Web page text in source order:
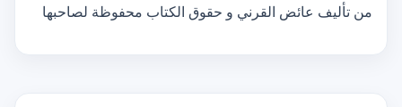
من تأليف عائض القرني و حقوق الكتاب محفوظة لصاحبها